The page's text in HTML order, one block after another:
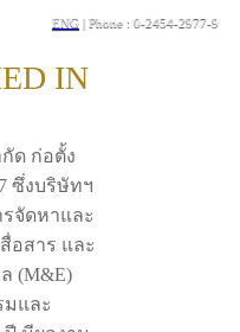
ENG | Phone : 0-2454-2977-9
IN
ด ก่อตั้ง
ซึ่งบริษัทฯ
จัดหาและ
อสาร และ
(M&E)
มและ